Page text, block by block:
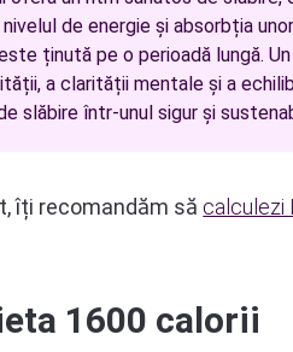
de energie și absorbția
ținută pe o perioadă lungă.
a clarității mentale și a
slăbire într-unul sigur și
îți recomandăm să calculezi
1600 calorii